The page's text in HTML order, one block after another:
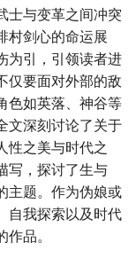
士与变革之间冲突
村剑心的命运展
为引，引领读者进
仅要面对外部的敌
色如英落、神谷等
文深刻讨论了关于
性之美与时代之
写，探讨了生与
主题。作为伪娘或
自我探索以及时代
品。